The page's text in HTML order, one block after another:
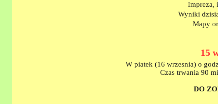
Impreza,
Wyniki
Mapy
15
W piatek (16 wrzesnia) o
Czas trwania 90
DO